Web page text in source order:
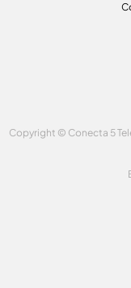
Copyright © Conecta 5